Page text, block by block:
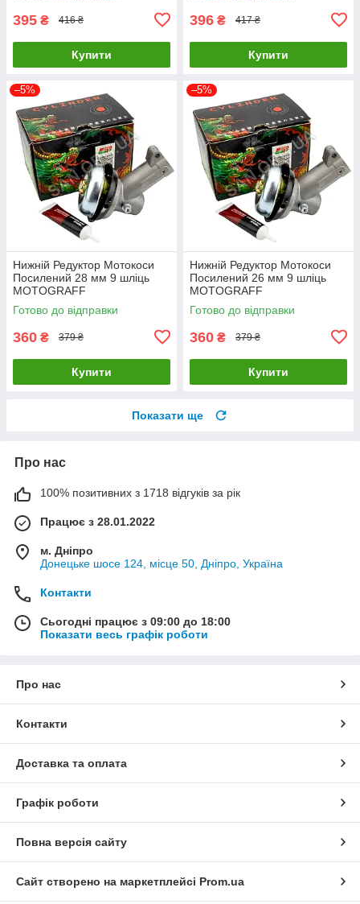
395 ₴ 416 ₴
Купити
396 ₴ 417 ₴
Купити
–5%
Нижній Редуктор Мотокоси
Посилений 28 мм 9 шліць
MOTOGRAFF
Готово до відправки
360 ₴ 379 ₴
Купити
–5%
Нижній Редуктор Мотокоси
Посилений 26 мм 9 шліць
MOTOGRAFF
Готово до відправки
360 ₴ 379 ₴
Купити
Показати ще
Про нас
100% позитивних з 1718 відгуків за рік
Працює з 28.01.2022
м. Дніпро
Донецьке шосе 124, місце 50, Дніпро, Україна
Контакти
Сьогодні працює з 09:00 до 18:00
Показати весь графік роботи
Про нас
Контакти
Доставка та оплата
Графік роботи
Повна версія сайту
Сайт створено на маркетплейсі Prom.ua